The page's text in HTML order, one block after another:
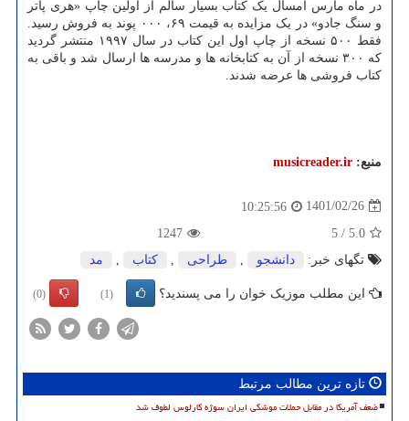
در ماه مارس امسال یک کتاب بسیار سالم از اولین چاپ «هری پاتر
و سنگ جادو» در یک مزایده به قیمت ۶۹، ۰۰۰ پوند به فروش رسید.
فقط ۵۰۰ نسخه از چاپ اول این کتاب در سال ۱۹۹۷ منتشر گردید
که ۳۰۰ نسخه از آن به کتابخانه ها و مدرسه ها ارسال شد و باقی به
کتاب فروشی ها عرضه شدند.
منبع: musicreader.ir
1401/02/26
10:25:56
5.0
/
5
1247
تگهای خبر:
دانشجو , طراحی , كتاب , مد
این مطلب موزیک خوان را می پسندید؟ (1)
(0)
تازه ترین مطالب مرتبط
ضعف آمریکا در مقابل حملات موشکی ایران سوژه کارلوس لطوف شد